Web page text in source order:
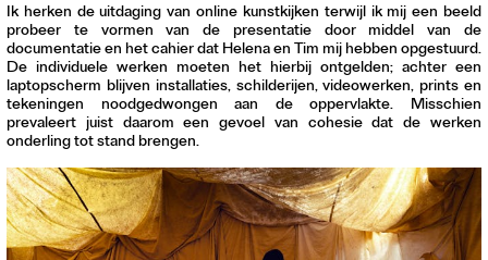
Ik herken de uitdaging van online kunstkijken terwijl ik mij een beeld
probeer te vormen van de presentatie door middel van de
documentatie en het cahier dat Helena en Tim mij hebben opgestuurd.
De individuele werken moeten het hierbij ontgelden; achter een
laptopscherm blijven installaties, schilderijen, videowerken, prints en
tekeningen noodgedwongen aan de oppervlakte. Misschien
prevaleert juist daarom een gevoel van cohesie dat de werken
onderling tot stand brengen.